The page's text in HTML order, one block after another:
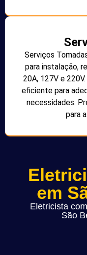
Serviços
para instalação,
20A, 127V e
eficiente para
necessidades.
para
em
Eletricista
São